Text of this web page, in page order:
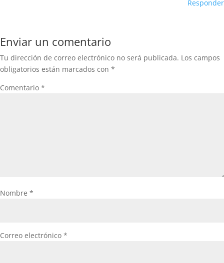
Responder
Enviar un comentario
Tu dirección de correo electrónico no será publicada. Los campos
obligatorios están marcados con *
Comentario *
Nombre *
Correo electrónico *